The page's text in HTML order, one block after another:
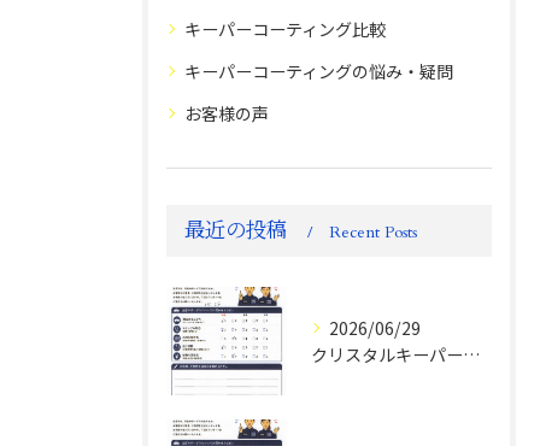
キーパーコーティング比較
キーパーコーティングの悩み・疑問
お客様の声
最近の投稿 Recent Posts
2026/06/29
クリスタルキーパー評判